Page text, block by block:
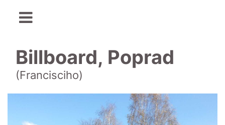
Billboard, Poprad
(Francisciho)